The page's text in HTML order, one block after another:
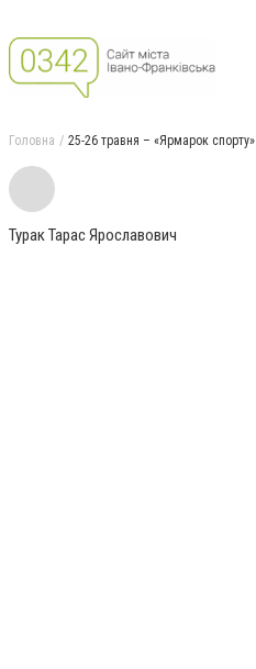
Головна 25-26 травня – «Ярмарок спорту»
Турак Тарас Ярославович